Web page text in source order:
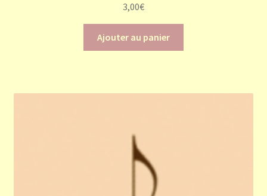
3,00€
Ajouter au panier